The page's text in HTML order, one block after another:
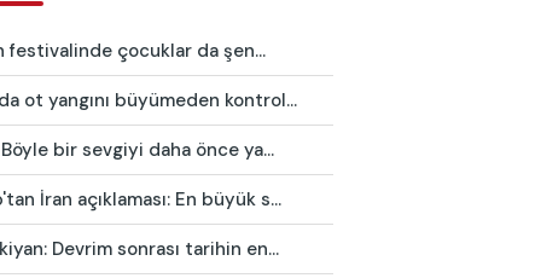
festivalinde çocuklar da şen...
ot yangını büyümeden kontrol...
Böyle bir sevgiyi daha önce ya...
İran açıklaması: En büyük s...
Devrim sonrası tarihin en...